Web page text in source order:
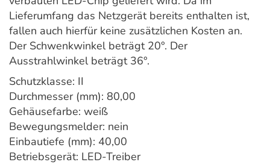
Lieferumfang das Netzgerät bereits enthalten ist,
fallen auch hierfür keine zusätzlichen Kosten an.
Der Schwenkwinkel beträgt 20°. Der
Ausstrahlwinkel beträgt 36°.
Schutzklasse: II
Durchmesser (mm): 80,00
Gehäusefarbe: weiß
Bewegungsmelder: nein
Einbautiefe (mm): 40,00
Betriebsgerät: LED-Treiber